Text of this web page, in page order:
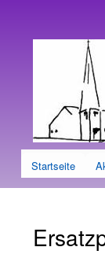
Startseite